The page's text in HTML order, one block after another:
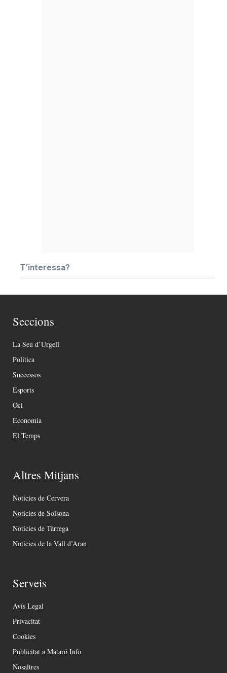
T’interessa?
Seccions
La Seu d’Urgell
Política
Successos
Esports
Oci
Economia
El Temps
Altres Mitjans
Notícies de Cervera
Notícies de Solsona
Notícies de Tàrrega
Notícies de la Vall d’Aran
Serveis
Avís Legal
Privacitat
Cookies
Publicitat a Mataró Info
Nosaltres